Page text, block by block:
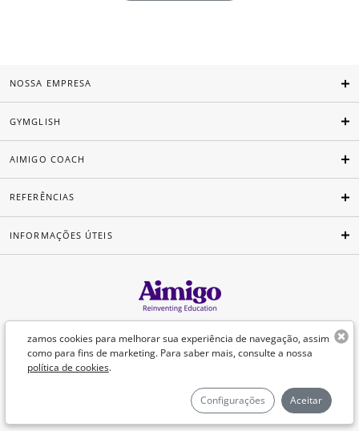
zamos cookies para melhorar sua experiência de navegação, assim
como para fins de marketing. Para saber mais, consulte a nossa
política de cookies.
Configurações Aceitar
NOSSA EMPRESA
GYMGLISH
AIMIGO COACH
REFERÊNCIAS
INFORMAÇÕES ÚTEIS
Português